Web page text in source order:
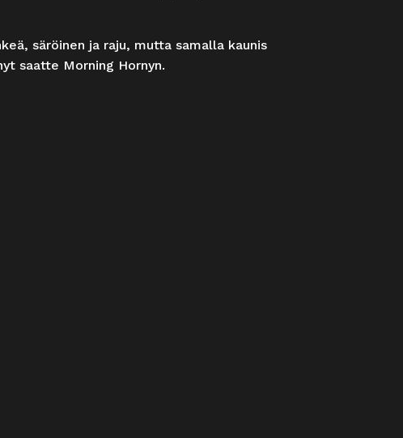
säröinen ja raju, mutta samalla kaunis
saatte Morning Hornyn.